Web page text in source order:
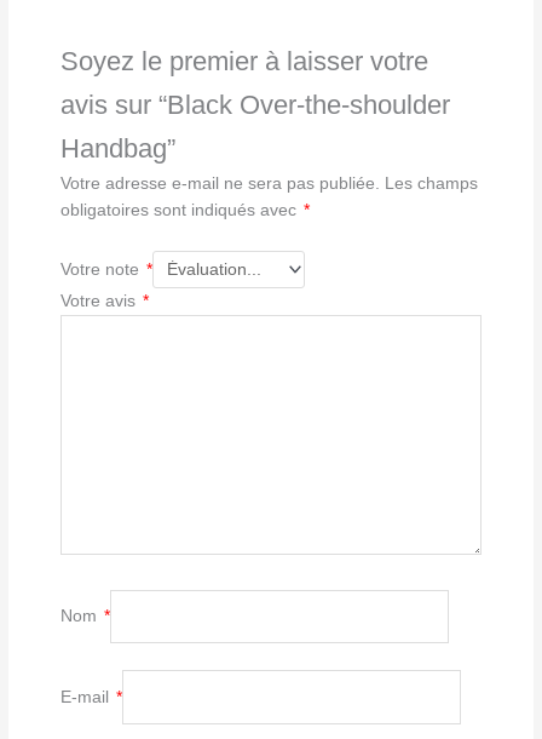
Soyez le premier à laisser votre
avis sur “Black Over-the-shoulder
Handbag”
Votre adresse e-mail ne sera pas publiée.
Les champs
obligatoires sont indiqués avec *
Votre note *
Votre avis *
Nom *
E-mail *